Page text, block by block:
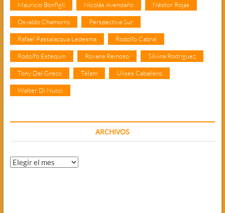
Mauricio Bonfigli Nicolás Avendaño Néstor Rojas
Osvaldo Chamorro Perspectiva Sur
Rafael Passalacqua Ledesma Rodolfo Cabral
Rodolfo Estequin Roxana Reinoso Silvina Rodríguez
Tony Del Greco Télam Ulises Caballero
Walter Di Nucci
ARCHIVOS
Archivos